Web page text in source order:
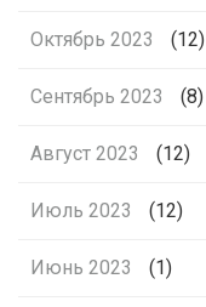
Октябрь 2023 (12)
Сентябрь 2023 (8)
Август 2023 (12)
Июль 2023 (12)
Июнь 2023 (1)